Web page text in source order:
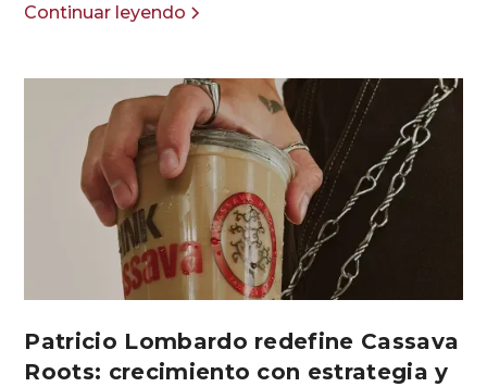
Continuar leyendo
Patricio Lombardo redefine Cassava
Roots: crecimiento con estrategia y